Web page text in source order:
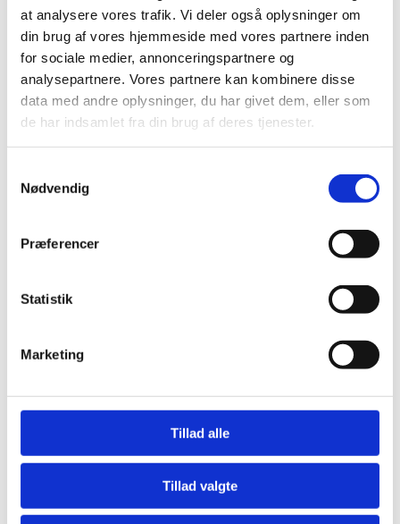
at analysere vores trafik. Vi deler også oplysninger om
din brug af vores hjemmeside med vores partnere inden
for sociale medier, annonceringspartnere og
analysepartnere. Vores partnere kan kombinere disse
data med andre oplysninger, du har givet dem, eller som
de har indsamlet fra din brug af deres tjenester.
Nødvendig
Præferencer
Statistik
Marketing
Tillad alle
Tillad valgte
Det grønne politiske samarbejde: ’UNmute’
civilsamfundet i internationale grønne forhandlinger
Dette arrangement samler danske delegerede og
civilsamfund fra Nord og Syd om at forbedre
civilsamfundsinddragelse i internationale grønne
Dato: 17. maj hos Globalt Fokus fra kl. 14.00-15.30
I første halvdel af 2022 planlægges aktiviteter indenfor
følgende temaer. Mindst fem af aktiviteterne vil
afprøve nye metoder for og udvikling af procedurer
for inddragelse af CSO’er, partnere i Syd og